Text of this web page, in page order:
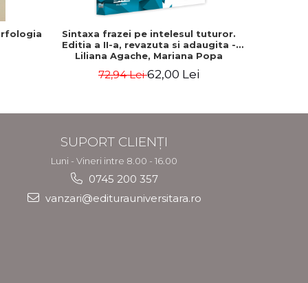
Sintaxa frazei pe intelesul tuturor.
Editia a II-a, revazuta si adaugita -
Liliana Agache, Mariana Popa
72,94 Lei62,00 Lei
SUPORT CLIENȚI
Luni - Vineri intre 8.00 - 16.00
0745 200 357
vanzari@editurauniversitara.ro